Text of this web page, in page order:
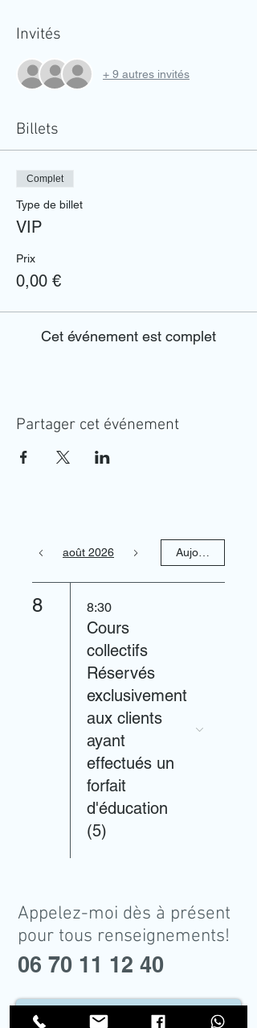
Invités
+ 9 autres invités
Billets
Complet
Type de billet
VIP
Prix
0,00 €
Cet événement est complet
Partager cet événement
août 2026 Aujourd'hui
8 8:30
Cours
collectifs
Réservés
exclusivement
aux clients
ayant
effectués un
forfait
d'éducation
(5)
Appelez-moi dès à présent
pour tous renseignements!
06 70 11 12 40